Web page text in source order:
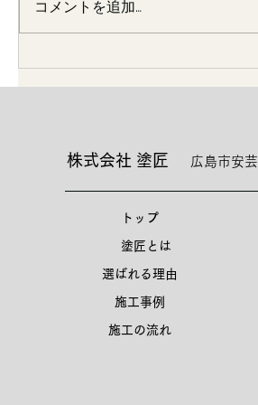
嫁さんの実家にて
コメントを追加…
株式会社 塗匠 広島市安
トップ
塗匠とは
選ばれる理由
施工事例
施工の流れ